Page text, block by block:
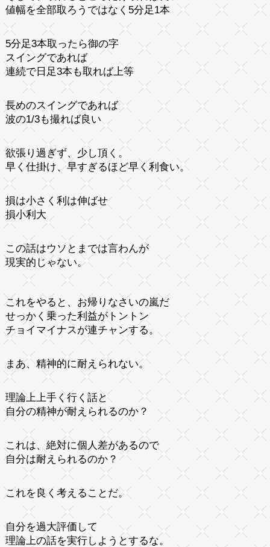
値幅を全部取ろうではなく5分足1本
5分足3本取ったら御の字
スイングであれば
連続で日足3本も取れば上等
長めのスイングであれば
波の1/3も撮れば良い
欲張り過ぎず、少し頂く。
早く仕掛け、早すぎるほど早く利食い。
損は小さく利は伸ばせ
損小利大
この話はウソとまでは言わんが
現実的じゃない。
これをやると、お帰りなさいの嵐だ
せっかく乗った利益がトントン
チョイマイナスが連チャンする。
まあ、精神的に耐えられない。
理論上上手く行く話と
自分の精神が耐えられるのか？
これは、絶対に個人差があるので
自分は耐えられるのか？
これを良く考えることだ。
自分を過大評価して
理論上の話を実行しようとするな。